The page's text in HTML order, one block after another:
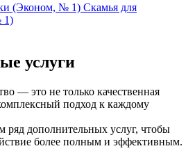
Скамья для
1)
услуги
— это не только качественная
подход к каждому
ряд дополнительных услуг, чтобы
более полным и эффективным.